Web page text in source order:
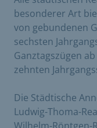
besonderer Art
von gebundenen
sechsten
Ganztagszügen
zehnten
Die Städtische
Ludwig-Thoma-